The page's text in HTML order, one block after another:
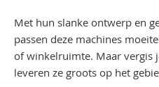
Met hun slanke ontwerp en
passen deze machines
of winkelruimte. Maar vergis
leveren ze groots op het